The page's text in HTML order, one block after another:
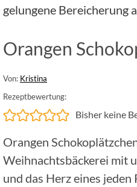
gelungene Bereicherung
Orangen
Von: Kristina
Rezeptbewertung:
Bisher keine
Orangen
Weihnachtsbäckerei mit
und das Herz eines